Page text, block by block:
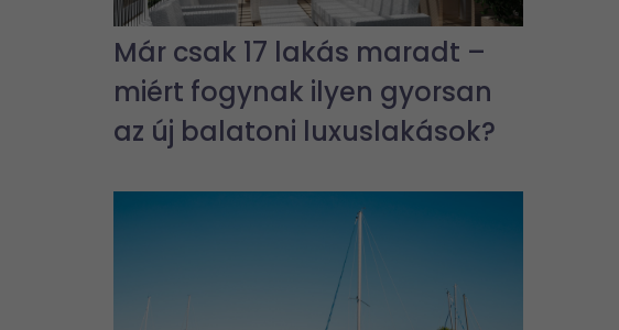
Már csak 17 lakás maradt –
miért fogynak ilyen gyorsan
az új balatoni luxuslakások?